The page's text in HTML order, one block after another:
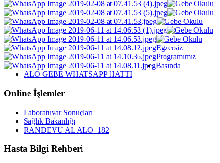
Egzersiz
Programımız
Basında
ALO GEBE WHATSAPP HATTI
Online İşlemler
Laboratuvar Sonuçları
Sağlık Bakanlığı
RANDEVU AL ALO_182
Hasta Bilgi Rehberi